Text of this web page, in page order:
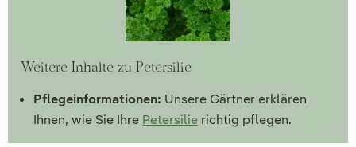
Weitere Inhalte zu Petersilie
Pflegeinformationen: Unsere Gärtner erklären
Ihnen, wie Sie Ihre Petersilie richtig pflegen.